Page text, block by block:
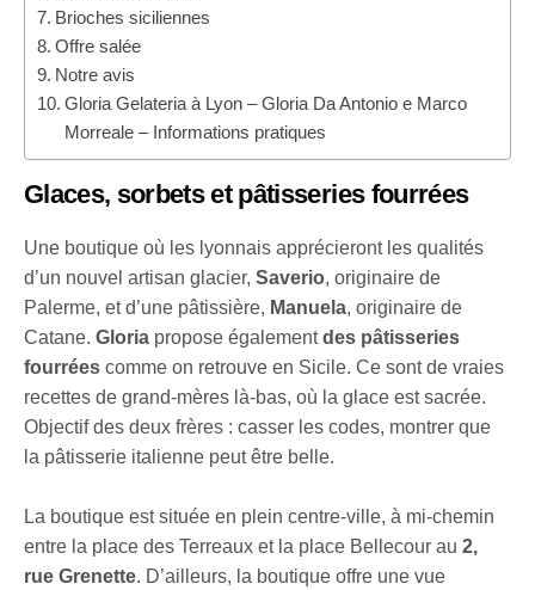
Brioches siciliennes
Offre salée
Notre avis
Gloria Gelateria à Lyon – Gloria Da Antonio e Marco
Morreale – Informations pratiques
Glaces, sorbets et pâtisseries fourrées
Une boutique où les lyonnais apprécieront les qualités
d’un nouvel artisan glacier,Saverio, originaire de
Palerme, et d’une pâtissière, Manuela, originaire de
Catane.Gloria propose égalementdes pâtisseries
fourrées comme on retrouve en Sicile. Ce sont de vraies
recettes de grand-mères là-bas, où la glace est sacrée.
Objectif des deux frères : casser les codes, montrer que
la pâtisserie italienne peut être belle.
La boutique est située en plein centre-ville, à mi-chemin
entre la place des Terreaux et la place Bellecour au2,
rue Grenette. D’ailleurs, la boutique offre une vue